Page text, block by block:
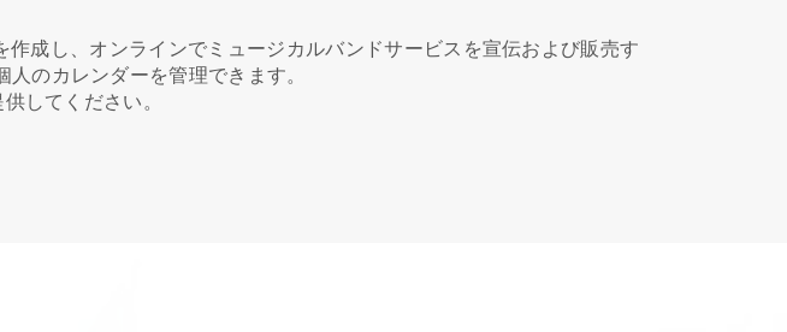
成し、オンラインでミュージカルバンドサービスを宣伝および販売す
のカレンダーを管理できます。
してください。